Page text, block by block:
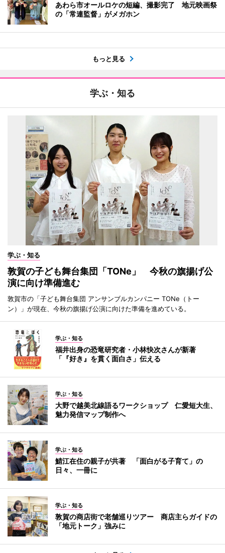
あわら市オールロケの短編、撮影完了 地元映画祭
の「常連監督」がメガホン
もっと見る
学ぶ・知る
学ぶ・知る
敦賀の子ども舞台集団「TONe」 今秋の旗揚げ公
演に向け準備進む
敦賀市の「子ども舞台集団 アンサンブルカンパニー TONe（トー
ン）」が現在、今秋の旗揚げ公演に向けた準備を進めている。
学ぶ・知る
福井出身の恐竜研究者・小林快次さんが新著
「『好き』を貫く面白さ」伝える
学ぶ・知る
大野で越美北線語るワークショップ 仁愛短大生、
魅力発信マップ制作へ
学ぶ・知る
鯖江在住の親子が共著 「面白がる子育て」の
日々、一冊に
学ぶ・知る
敦賀の商店街で老舗巡りツアー 商店主らガイドの
「地元トーク」強みに